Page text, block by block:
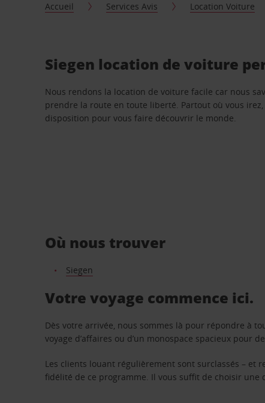
Accueil Services Avis Location Voiture
Siegen location de voiture
Nous rendons la location de voiture facile car nous
prendre la route en toute liberté. Partout où vous
disposition pour vous faire découvrir le monde.
Où nous trouver
Siegen
Votre voyage commence ici.
Dès votre arrivée, nous sommes là pour répondre à
voyage d’affaires ou d’un monospace spacieux pour
Les clients louant régulièrement sont surclassés –
fidélité de ce programme. Il vous suffit de choisir